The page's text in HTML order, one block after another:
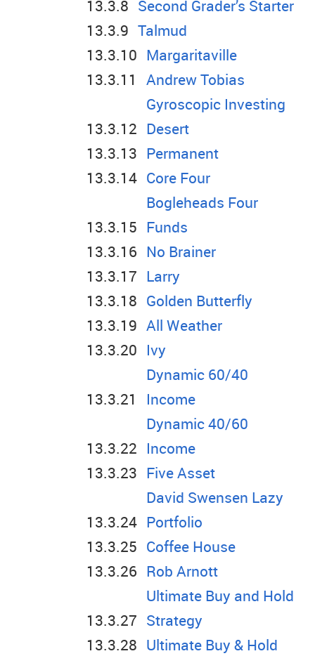
Second Grader’s Starter
Talmud
Margaritaville
Andrew Tobias
Gyroscopic Investing
Desert
Permanent
Core Four
Bogleheads Four
Funds
No Brainer
Larry
Golden Butterfly
All Weather
Ivy
Dynamic 60/40
Income
Dynamic 40/60
Income
Five Asset
David Swensen Lazy
Portfolio
Coffee House
Rob Arnott
Ultimate Buy and Hold
Strategy
Ultimate Buy & Hold